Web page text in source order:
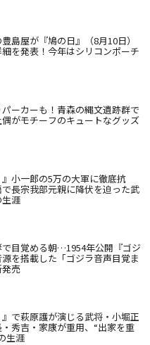
島屋が『鳩の日』（8月10日）
を発表！今年はシリコンポーチ
ーカーも！青森の縄文遺跡群で
がモチーフのキュートなグッズ
』小一郎の5万の大軍に徹底抗
長宗我部元親に降伏を迫った武
涯
で目覚める朝…1954年公開『ゴジ
を搭載した「ゴジラ音声目覚ま
発売
』で萩原護が演じる武将・小堀正
秀吉・家康が重用、“出家を重
生涯